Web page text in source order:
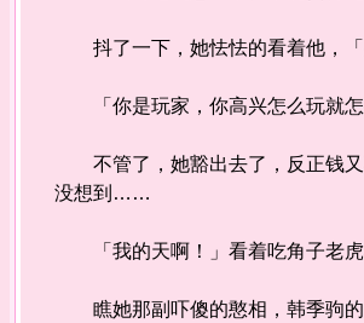
抖了一下，她怯怯的看着他，「
「你是玩家，你高兴怎么玩就怎
不管了，她豁出去了，反正钱又
没想到……
「我的天啊！」看着吃角子老虎
瞧她那副吓傻的憨相，韩季驹的